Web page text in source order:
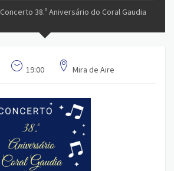
Concerto 38.º Aniversário do Coral Gaudia
19:00 Mira de Aire